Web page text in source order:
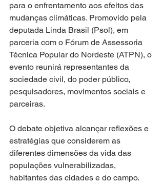
para o enfrentamento aos efeitos das
mudanças climáticas. Promovido pela
deputada Linda Brasil (Psol), em
parceria com o Fórum de Assessoria
Técnica Popular do Nordeste (ATPN), o
evento reunirá representantes da
sociedade civil, do poder público,
pesquisadores, movimentos sociais e
parceiras.
O debate objetiva alcançar reflexões e
estratégias que considerem as
diferentes dimensões da vida das
populações vulnerabilizadas,
habitantes das cidades e do campo.